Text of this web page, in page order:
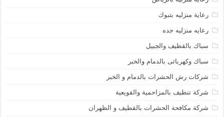
رعاية منزليه بتبوك
رعايه منزليه جده
سباك بالقظيف والجبيل
سباك وكهربائى بالدمام والخبر
شركات رش الحشرات بالدمام و الخبر
شركة تنظيف بالمزاحمية والقويعية
شركة مكافحة الحشرات بالقطيف و الظهران